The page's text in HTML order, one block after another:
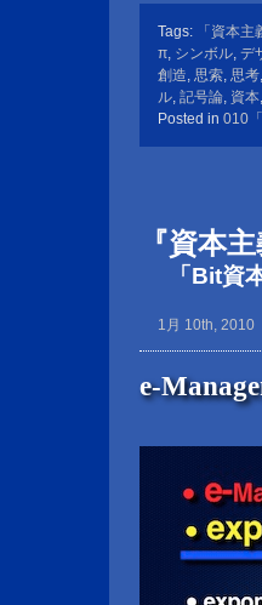
Tags: 「資本主
π, シンボル, デ
創造, 思索, 思考
ル, 記号論, 資本,
Posted in 010
『資本
「Bit資本
1月 10th, 2010
e-